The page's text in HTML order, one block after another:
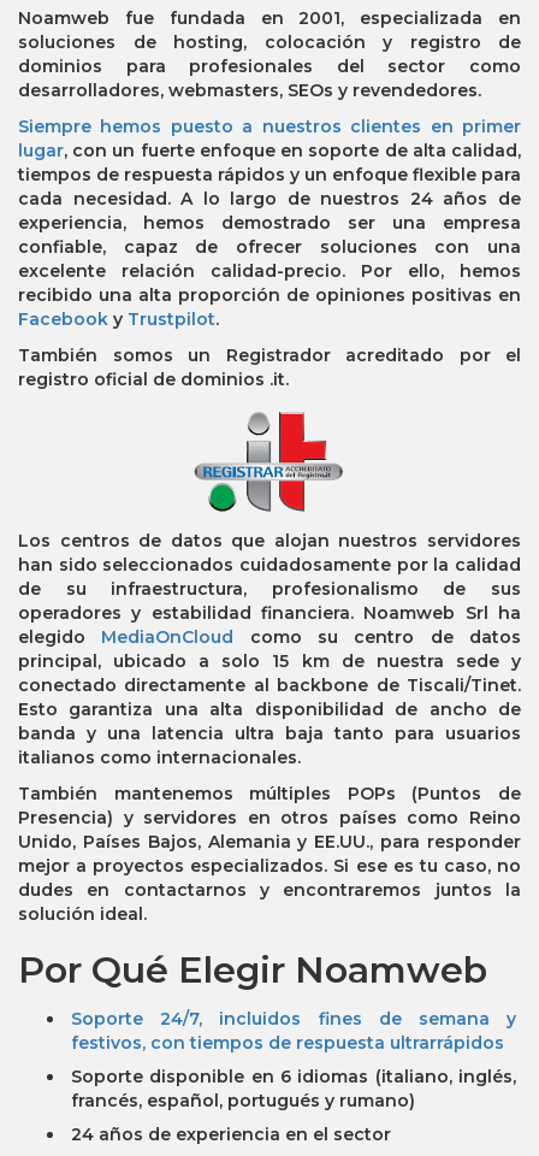
Noamweb fue fundada en 2001, especializada en
soluciones de hosting, colocación y registro de
dominios para profesionales del sector como
desarrolladores, webmasters, SEOs y revendedores.
Siempre hemos puesto a nuestros clientes en primer
lugar, con un fuerte enfoque en soporte de alta calidad,
tiempos de respuesta rápidos y un enfoque flexible para
cada necesidad. A lo largo de nuestros 24 años de
experiencia, hemos demostrado ser una empresa
confiable, capaz de ofrecer soluciones con una
excelente relación calidad-precio. Por ello, hemos
recibido una alta proporción de opiniones positivas en
Facebook y Trustpilot.
También somos un Registrador acreditado por el
registro oficial de dominios .it.
Los centros de datos que alojan nuestros servidores
han sido seleccionados cuidadosamente por la calidad
de su infraestructura, profesionalismo de sus
operadores y estabilidad financiera. Noamweb Srl ha
elegido MediaOnCloud como su centro de datos
principal, ubicado a solo 15 km de nuestra sede y
conectado directamente al backbone de Tiscali/Tinet.
Esto garantiza una alta disponibilidad de ancho de
banda y una latencia ultra baja tanto para usuarios
italianos como internacionales.
También mantenemos múltiples POPs (Puntos de
Presencia) y servidores en otros países como Reino
Unido, Países Bajos, Alemania y EE.UU., para responder
mejor a proyectos especializados. Si ese es tu caso, no
dudes en contactarnos y encontraremos juntos la
solución ideal.
Por Qué Elegir Noamweb
Soporte 24/7, incluidos fines de semana y
festivos, con tiempos de respuesta ultrarrápidos
Soporte disponible en 6 idiomas (italiano, inglés,
francés, español, portugués y rumano)
24 años de experiencia en el sector